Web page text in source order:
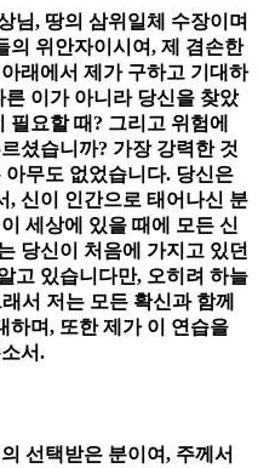
님, 땅의 삼위일체 수장이며
의 위안자이시여, 제 겸손한
래에서 제가 구하고 기대하
이가 아니라 당신을 찾았
요할 때? 그리고 위험에
셨습니까? 가장 강력한 것
무도 없었습니다. 당신은
, 신이 인간으로 태어나신 분
세상에 있을 때에 모든 신
당신이 처음에 가지고 있던
고 있습니다만, 오히려 하늘
서 저는 모든 확신과 함께
하며, 또한 제가 이 연습을
서.
선택받은 분이여, 주께서